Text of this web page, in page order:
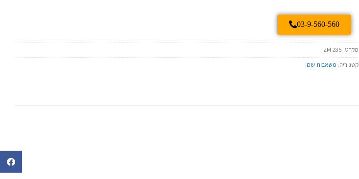
03-9-560-560
מק"ט: ZM 285
קטגוריה: משאבות שמן